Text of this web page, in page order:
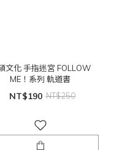
文化 手指迷宮 FOLLOW
ME！系列 軌道書
NT$190 NT$250